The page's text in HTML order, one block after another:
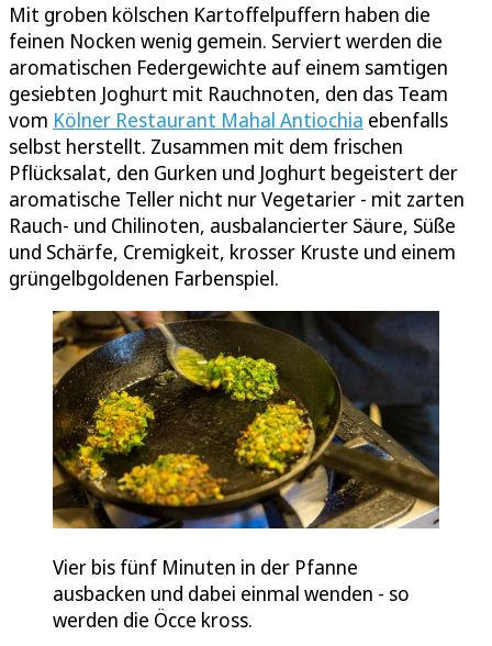
Mit groben kölschen Kartoffelpuffern haben die
feinen Nocken wenig gemein. Serviert werden die
aromatischen Federgewichte auf einem samtigen
gesiebten Joghurt mit Rauchnoten, den das Team
vom Kölner Restaurant Mahal Antiochia ebenfalls
selbst herstellt. Zusammen mit dem frischen
Pflücksalat, den Gurken und Joghurt begeistert der
aromatische Teller nicht nur Vegetarier - mit zarten
Rauch- und Chilinoten, ausbalancierter Säure, Süße
und Schärfe, Cremigkeit, krosser Kruste und einem
grüngelbgoldenen Farbenspiel.
Vier bis fünf Minuten in der Pfanne
ausbacken und dabei einmal wenden - so
werden die Öcce kross.